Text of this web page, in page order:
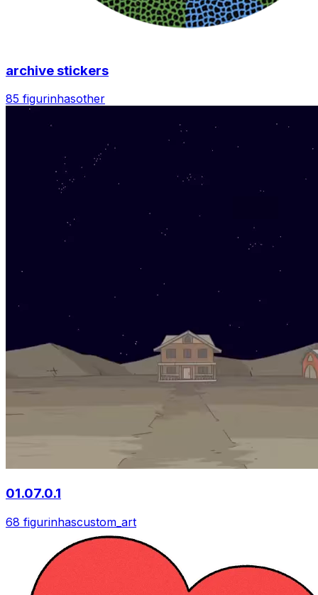
archive stickers
85 figurinhasother
01.07.0.1
68 figurinhascustom_art